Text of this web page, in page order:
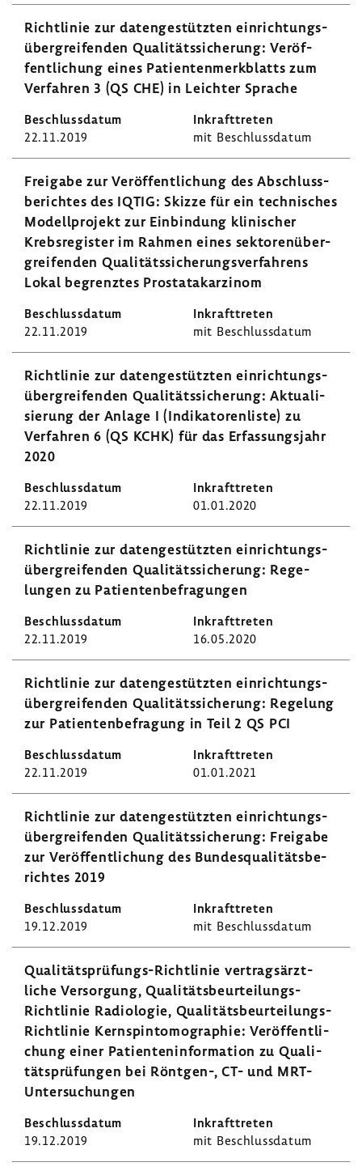
Richt­linie zur daten­ge­stützten einrich­tungs­
über­grei­fenden Quali­täts­si­che­rung: Veröf­
fent­li­chung eines Pati­en­ten­merk­blatts zum
Verfahren 3 (QS CHE) in Leichter Sprache
22.11.2019 mit Beschluss­datum
Frei­gabe zur Veröf­fent­li­chung des Abschluss­
be­richtes des IQTIG: Skizze für ein tech­ni­sches
Modell­pro­jekt zur Einbin­dung klini­scher
Krebs­re­gister im Rahmen eines sekto­ren­über­
grei­fenden Quali­täts­si­che­rungs­ver­fah­rens
Lokal begrenztes Prostata­kar­zinom
22.11.2019 mit Beschluss­datum
Richt­linie zur daten­ge­stützten einrich­tungs­
über­grei­fenden Quali­täts­si­che­rung: Aktua­li­
sie­rung der Anlage I (Indi­ka­to­ren­liste) zu
Verfahren 6 (QS KCHK) für das Erfas­sungs­jahr
2020
22.11.2019 01.01.2020
Richt­linie zur daten­ge­stützten einrich­tungs­
über­grei­fenden Quali­täts­si­che­rung: Rege­
lungen zu Pati­en­ten­be­fra­gungen
22.11.2019 16.05.2020
Richt­linie zur daten­ge­stützten einrich­tungs­
über­grei­fenden Quali­täts­si­che­rung: Rege­lung
zur Pati­en­ten­be­fra­gung in Teil 2 QS PCI
22.11.2019 01.01.2021
Richt­linie zur daten­ge­stützten einrich­tungs­
über­grei­fenden Quali­täts­si­che­rung: Frei­gabe
zur Veröf­fent­li­chung des Bundes­qua­li­täts­be­
richtes 2019
19.12.2019 mit Beschluss­datum
Qualitätsprüfungs-​Richtlinie vertrags­ärzt­
liche Versor­gung, Qualitätsbeurteilungs-​
Richtlinie Radio­logie, Qualitätsbeurteilungs-​
Richtlinie Kern­spin­to­mo­gra­phie: Veröf­fent­li­
chung einer Pati­en­ten­in­for­ma­tion zu Quali­
täts­prü­fungen bei Röntgen-​, CT- und MRT-​
Untersuchungen
19.12.2019 mit Beschluss­datum